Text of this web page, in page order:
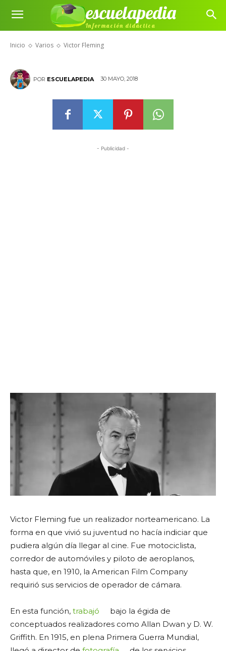
escuelapedia
Información didáctica
Inicio Varios Victor Fleming
Victor Fleming
POR ESCUELAPEDIA 30 MAYO, 2018
- Publicidad -
Victor Fleming fue un realizador norteamericano. La
forma en que vivió su juventud no hacía indiciar que
pudiera algún día llegar al cine. Fue motociclista,
corredor de automóviles y piloto de aeroplanos,
hasta que, en 1910, la American Film Company
requirió sus servicios de operador de cámara.
En esta función, trabajó
bajo la égida de
conceptuados realizadores como Allan Dwan y D. W.
Griffith. En 1915, en plena Primera Guerra Mundial,